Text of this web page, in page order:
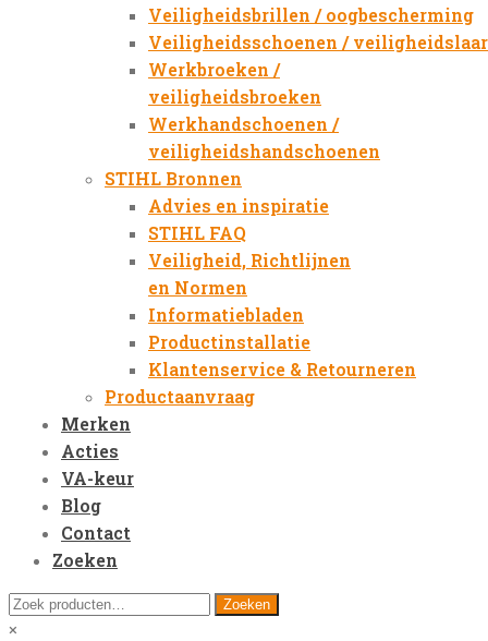
Veiligheidsbrillen / oogbescherming
Veiligheidsschoenen /
Werkbroeken /
veiligheidsbroeken
Werkhandschoenen /
veiligheidshandschoenen
STIHL Bronnen
Advies en inspiratie
STIHL FAQ
Veiligheid, Richtlijnen
en Normen
Informatiebladen
Productinstallatie
Klantenservice & Retourneren
Productaanvraag
Merken
Acties
VA-keur
Blog
Contact
Zoeken
Open
Mobile
Zoeken
naar:
Zoeken
×